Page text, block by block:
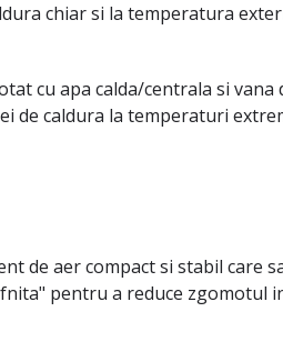
chiar si la temperatura
cu apa calda/centrala si
de caldura la temperaturi
de aer compact si stabil
pentru a reduce zgomotul